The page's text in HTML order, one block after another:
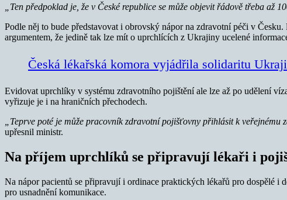
„Ten předpoklad je, že v České republice se může objevit řádově třeba až
Podle něj to bude představovat i obrovský nápor na zdravotní péči v
argumentem, že jedině tak lze mít o uprchlících z Ukrajiny ucelené
Česká lékařská komora vyjádřila solidaritu
Evidovat uprchlíky v systému zdravotního pojištění ale lze až po udělení
vyřizuje je i na hraničních přechodech.
„Teprve poté je může pracovník zdravotní pojišťovny přihlásit k
upřesnil ministr.
Na příjem uprchlíků se připravují lékaři i
Na nápor pacientů se připravují i ordinace praktických lékařů pro dospělé
pro usnadnění komunikace.